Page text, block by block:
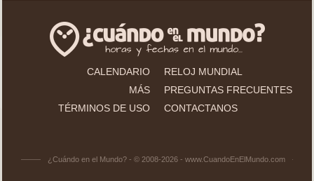
CALENDARIO
RELOJ MUNDIAL
MÁS
PREGUNTAS FRECUENTES
TÉRMINOS DE USO
CONTACTANOS
¿Cuándo en el Mundo? - © 2008-2026 - www.CuandoEnElMundo.com